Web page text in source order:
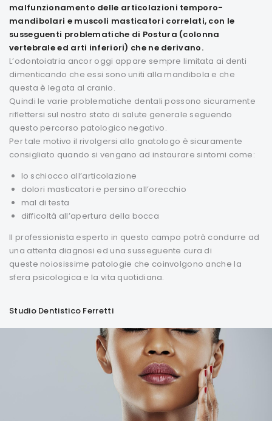
malfunzionamento delle articolazioni temporo-
mandibolari e muscoli masticatori correlati, con le
susseguenti problematiche di Postura (colonna
vertebrale ed arti inferiori) che ne derivano.
L’odontoiatria ancor oggi appare sempre limitata ai denti
dimenticando che essi sono uniti alla mandibola e che
questa è legata al cranio.
Quindi le varie problematiche dentali possono sicuramente
riflettersi sul nostro stato di salute generale seguendo
questo percorso patologico negativo.
Per tale motivo il rivolgersi allo gnatologo è sicuramente
consigliato quando si vengano ad instaurare sintomi come:
lo schiocco all’articolazione
dolori masticatori e persino all’orecchio
mal di testa
difficoltà all’apertura della bocca
Il professionista esperto in questo campo potrà condurre ad
una attenta diagnosi ed una susseguente cura di
queste noiosissime patologie che coinvolgono anche la
sfera psicologica e la vita quotidiana.
Studio Dentistico Ferretti